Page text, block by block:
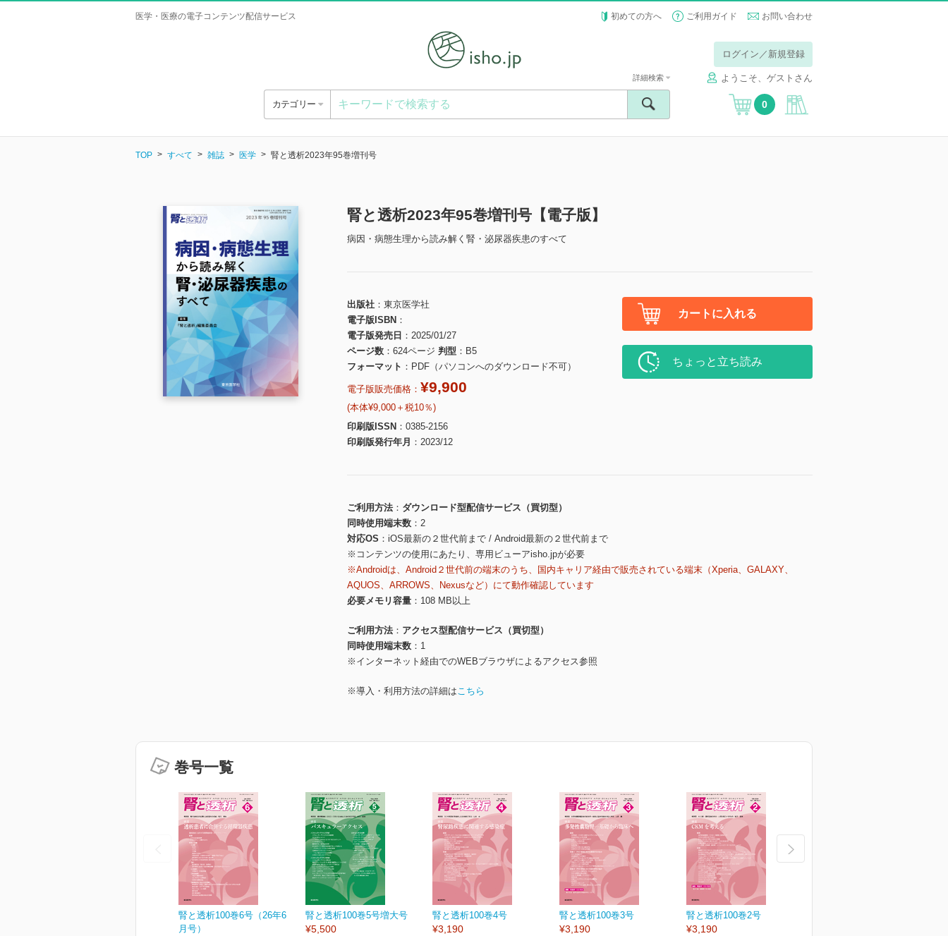
医学・医療の電子コンテンツ配信サービス 初めての方へ ご利用ガイド お問い合わせ
ログイン／新規登録
ようこそ、ゲストさん
カテゴリー
詳細検索
0
TOP すべて 雑誌 医学 腎と透析2023年95巻増刊号
腎と透析2023年95巻増刊号【電子版】
病因・病態生理から読み解く腎・泌尿器疾患のすべて
出版社
東京医学社
電子版ISBN
電子版発売日
2025/01/27
ページ数
624ページ 判型
B5
フォーマット
PDF（パソコンへのダウンロード不可）
電子版販売価格： ¥9,900
(本体¥9,000＋税10％)
印刷版ISSN
0385-2156
印刷版発行年月
2023/12
カートに入れる
ちょっと立ち読み
ご利用方法
ダウンロード型配信サービス（買切型）
同時使用端末数
2
対応OS
iOS最新の２世代前まで / Android最新の２世代前まで
※コンテンツの使用にあたり、専用ビューアisho.jpが必要
※Androidは、Android２世代前の端末のうち、国内キャリア経由で販売されている端末（Xperia、GALAXY、
AQUOS、ARROWS、Nexusなど）にて動作確認しています
必要メモリ容量
108 MB以上
ご利用方法
アクセス型配信サービス（買切型）
同時使用端末数
1
※インターネット経由でのWEBブラウザによるアクセス参照
※導入・利用方法の詳細はこちら
巻号一覧
腎と透析100巻6号（26年6
月号）
腎と透析100巻5号増大号
¥5,500
腎と透析100巻4号
¥3,190
腎と透析100巻3号
¥3,190
腎と透析100巻2号
¥3,190